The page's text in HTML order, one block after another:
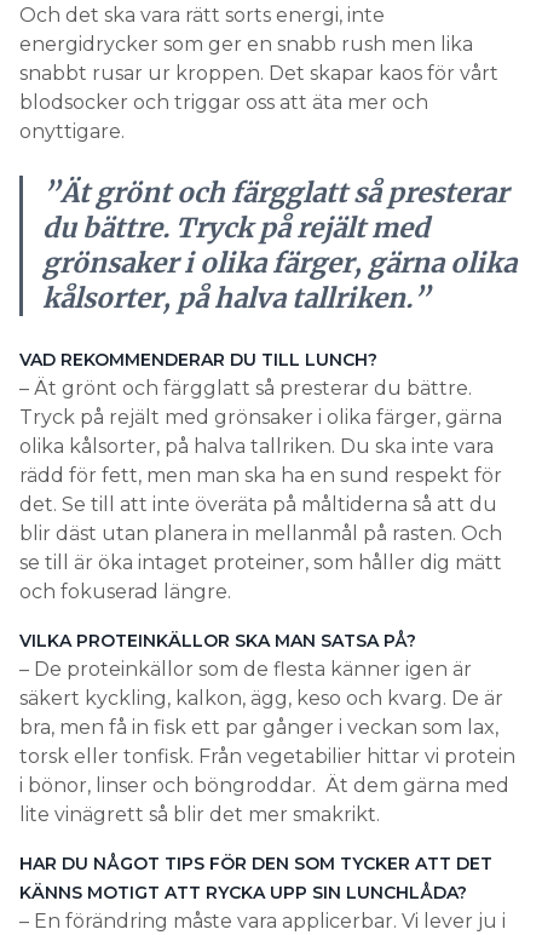
Och det ska vara rätt sorts energi, inte
energidrycker som ger en snabb rush men lika
snabbt rusar ur kroppen. Det skapar kaos för vårt
blodsocker och triggar oss att äta mer och
onyttigare.
”Ät grönt och färgglatt så presterar
du bättre. Tryck på rejält med
grönsaker i olika färger, gärna olika
kålsorter, på halva tallriken.”
VAD REKOMMENDERAR DU TILL LUNCH?
– Ät grönt och färgglatt så presterar du bättre.
Tryck på rejält med grönsaker i olika färger, gärna
olika kålsorter, på halva tallriken. Du ska inte vara
rädd för fett, men man ska ha en sund respekt för
det. Se till att inte överäta på måltiderna så att du
blir däst utan planera in mellanmål på rasten. Och
se till är öka intaget proteiner, som håller dig mätt
och fokuserad längre.
VILKA PROTEINKÄLLOR SKA MAN SATSA PÅ?
– De proteinkällor som de flesta känner igen är
säkert kyckling, kalkon, ägg, keso och kvarg. De är
bra, men få in fisk ett par gånger i veckan som lax,
torsk eller tonfisk. Från vegetabilier hittar vi protein
i bönor, linser och böngroddar. Ät dem gärna med
lite vinägrett så blir det mer smakrikt.
HAR DU NÅGOT TIPS FÖR DEN SOM TYCKER ATT DET
KÄNNS MOTIGT ATT RYCKA UPP SIN LUNCHLÅDA?
– En förändring måste vara applicerbar. Vi lever ju i